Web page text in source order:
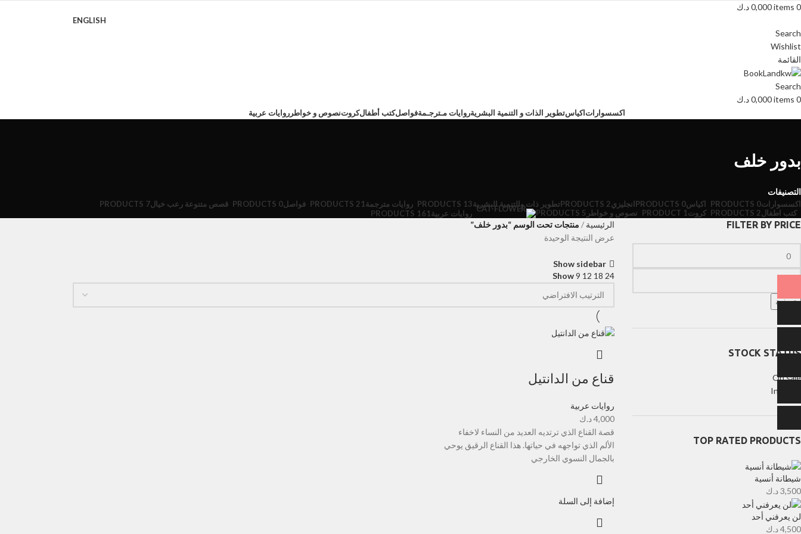
0
items
0,000د.ك
ENGLISH
Search
Wishlist
القائمة
Search
0
items
0,000د.ك
اكسسواراتاكياستطوير الذات و التنمية البشريةروايات مـترجـمةفواصلكتب أطفالكروتنصوص و خواطر روايات عربية
بدور خلف
التصنيفات
اكسسوارات0 PRODUCTS اكياس0 PRODUCTS انجليزي2 PRODUCTS تطوير ذات والتنمية البشرية13 PRODUCTS روايات مترجمة21 PRODUCTS فواصل0 PRODUCTS قصص متنوعة رعب خيال7 PRODUCTS
كتب اطفال2 PRODUCTS كروت1 PRODUCT نصوص و خواطر 5 PRODUCTS روايات عربية161 PRODUCTS
FILTER BY PRICE
تصفية
STOCK STATUS
On sale
In stock
TOP RATED PRODUCTS
شيطانة أنسية
3,500د.ك
لن يعرفني أحد
4,500د.ك
الرئيسية
منتجات تحت الوسم “بدور خلف”
عرض النتيجة الوحيدة
Show sidebar
Show9 12 1824
قناع من الدانتيل
روايات عربية
4,000د.ك
قصة القناع الذي ترتديه العديد من النساء لاخفاء
الألم الذي تواجهه في حياتها. هذا القناع الرقيق يوحي
بالجمال النسوي الخارجي
إضافة إلى السلة